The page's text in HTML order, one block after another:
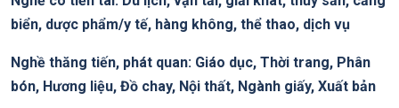
biển, dược phẩm/y tế, hàng không, thể thao, dịch vụ
Nghề thăng tiến, phát quan: Giáo dục, Thời trang, Phân
bón, Hương liệu, Đồ chay, Nội thất, Ngành giấy, Xuất bản